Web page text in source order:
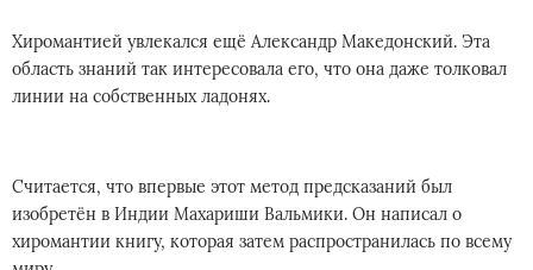
Хиромантией увлекался ещё Александр Македонский. Эта
область знаний так интересовала его, что она даже толковал
линии на собственных ладонях.
Считается, что впервые этот метод предсказаний был
изобретён в Индии Махариши Вальмики. Он написал о
хиромантии книгу, которая затем распространилась по всему